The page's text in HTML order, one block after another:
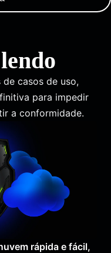
casos de uso,
para impedir
a conformidade.
rápida e fácil,